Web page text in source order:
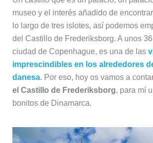
museo y el interés añadido de
lo largo de tres islotes, así podemos
del Castillo de Frederiksborg. A unos
ciudad de Copenhague, es una de las
imprescindibles en los alrededores
danesa. Por eso, hoy os vamos a
el Castillo de Frederiksborg, para mí
bonitos de Dinamarca.